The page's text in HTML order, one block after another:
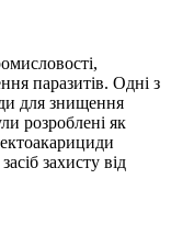
паразитів. Одні з
для знищення
розроблені як
захисту від